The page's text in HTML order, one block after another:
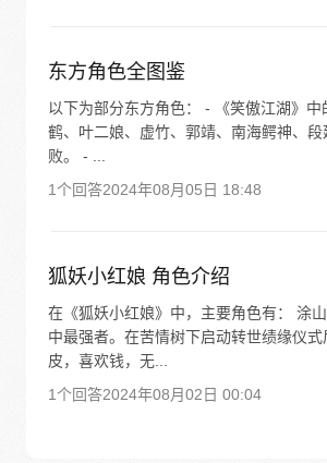
东方角色全图鉴
以下为部分东方角色： - 《笑傲江湖》
鹤、叶二娘、虚竹、郭靖、南海鳄神、
败。 - ...
1个回答2024年08月05日 18:48
狐妖小红娘 角色介绍
在《狐妖小红娘》中，主要角色有： 涂
中最强者。在苦情树下启动转世绩缘仪
皮，喜欢钱，无...
1个回答2024年08月02日 00:04